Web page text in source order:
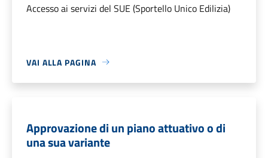
Accesso ai servizi del SUE (Sportello Unico Edilizia)
VAI ALLA PAGINA
Approvazione di un piano attuativo o di
una sua variante